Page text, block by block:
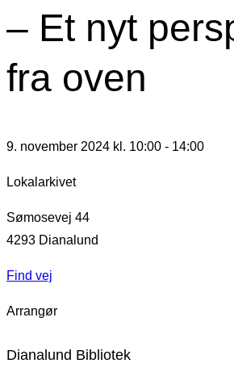
– Et nyt
fra oven
9. november 2024 kl. 10:00 - 14:00
Lokalarkivet
Sømosevej 44
4293 Dianalund
Find vej
Arrangør
Dianalund Bibliotek